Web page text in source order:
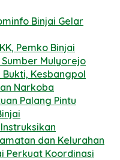
Binjai Gelar
Pemko Binjai
Mulyorejo
Kesbangpol
Narkoba
Palang Pintu
dan Kelurahan
Perkuat Koordinasi